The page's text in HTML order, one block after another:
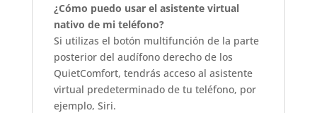
¿Cómo puedo usar el asistente virtual
nativo de mi teléfono?
Si utilizas el botón multifunción de la parte
posterior del audífono derecho de los
QuietComfort, tendrás acceso al asistente
virtual predeterminado de tu teléfono, por
ejemplo, Siri.